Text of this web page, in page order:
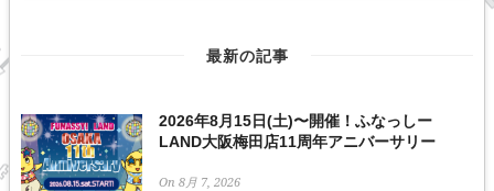
最新の記事
2026年8月15日(土)〜開催！ふなっしー
LAND大阪梅田店11周年アニバーサリー
On 8月 7, 2026